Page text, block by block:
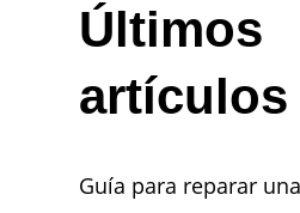
Últimos
artículos
Guía para reparar